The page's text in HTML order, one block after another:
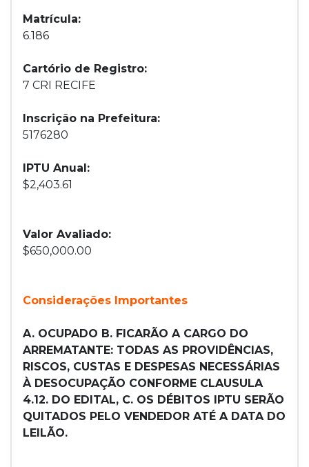
Matrícula:
6.186
Cartório de Registro:
7 CRI RECIFE
Inscrição na Prefeitura:
5176280
IPTU Anual:
$2,403.61
Valor Avaliado:
$650,000.00
Considerações Importantes
A. OCUPADO B. FICARÃO A CARGO DO
ARREMATANTE: TODAS AS PROVIDÊNCIAS,
RISCOS, CUSTAS E DESPESAS NECESSÁRIAS
À DESOCUPAÇÃO CONFORME CLAUSULA
4.12. DO EDITAL, C. OS DÉBITOS IPTU SERÃO
QUITADOS PELO VENDEDOR ATÉ A DATA DO
LEILÃO.